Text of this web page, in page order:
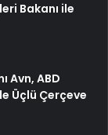
Bakanı ile
Avn, ABD
Üçlü Çerçeve